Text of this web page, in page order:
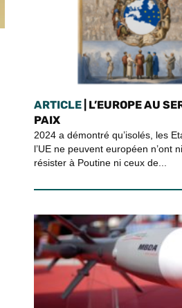
ARTICLE| L’EUROPE AU
PAIX
2024 a démontré qu’isolés, les
l’UE ne peuvent européen n’ont
résister à Poutine ni ceux de...